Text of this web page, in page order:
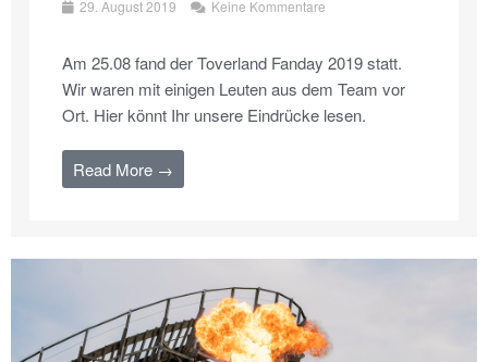
29. August 2019 Keine Kommentare
Am 25.08 fand der Toverland Fanday 2019 statt.
Wir waren mit einigen Leuten aus dem Team vor
Ort. Hier könnt Ihr unsere Eindrücke lesen.
Read More →